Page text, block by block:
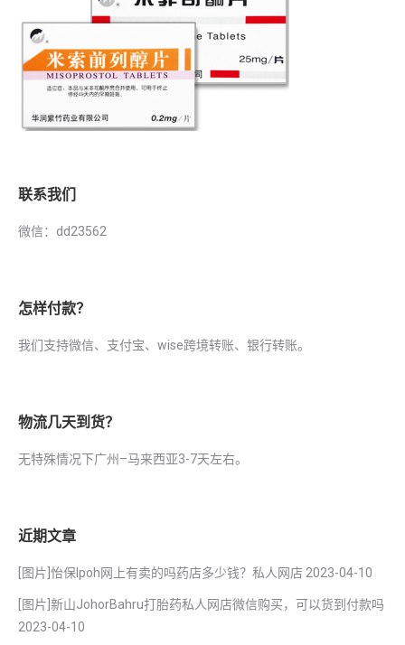
联系我们
微信：dd23562
怎样付款？
我们支持微信、支付宝、wise跨境转账、银行转账。
物流几天到货？
无特殊情况下广州–马来西亚3-7天左右。
近期文章
[图片]怡保lpoh网上有卖的吗药店多少钱？私人网店 2023-04-10
[图片]新山JohorBahru打胎药私人网店微信购买，可以货到付款吗
2023-04-10